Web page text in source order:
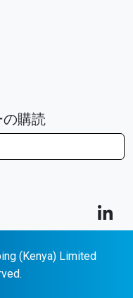
の購読
(Kenya) Limited